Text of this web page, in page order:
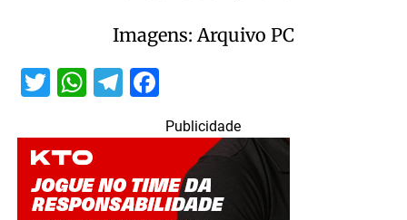
Imagens: Arquivo PC
Twitter
WhatsApp
Telegram
Facebook
Publicidade